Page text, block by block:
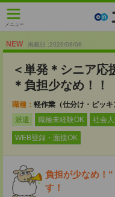
メニュー
NEW 掲載日 :2026/08/08
＜単発＊シニア応
＊負担少なめ！！
職種： 軽作業（仕分け・ピッキ
派遣
職種未経験OK 社会
WEB登録・面接OK
負担が少なめ！
す！